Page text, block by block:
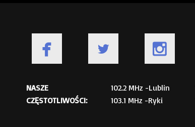
NASZE
CZĘSTOTLIWOŚCI:
102.2 MHz -Lublin
103.1 MHz -Ryki